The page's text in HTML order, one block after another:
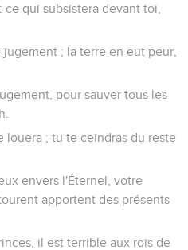
qui subsistera devant toi,
; la terre en eut peur,
pour sauver tous les
louera ; tu te ceindras du reste
envers l'Éternel, votre
apportent des présents
il est terrible aux rois de